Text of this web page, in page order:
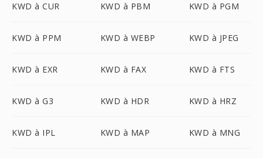
KWD à CUR KWD à PBM KWD à PGM
KWD à PPM KWD à WEBP KWD à JPEG
KWD à EXR KWD à FAX KWD à FTS
KWD à G3 KWD à HDR KWD à HRZ
KWD à IPL KWD à MAP KWD à MNG